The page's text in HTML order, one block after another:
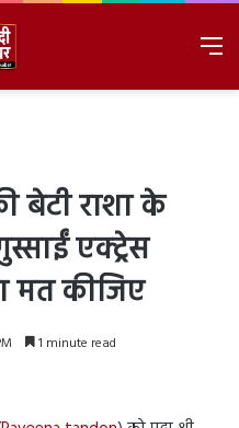
बेटी राशा के
एक्ट्रेस
मत कीजिए
1 minute read